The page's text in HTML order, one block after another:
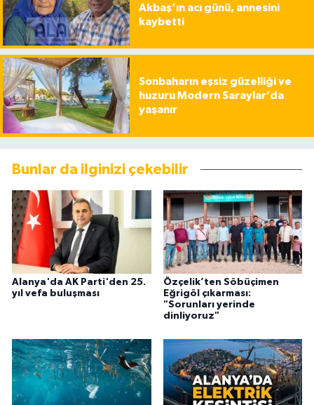
Akbaş’ın acı günü, annesini
kaybetti
Sonbaharın eşsiz güzelliği ve
huzuru Modern Saraylar’da
yaşanır
Bunlar da ilginizi çekebilir
Alanya'da AK Parti'den 25.
yıl vefa buluşması
Özçelik’ten Söbüçimen
Eğrigöl çıkarması:
"Sorunları yerinde
dinliyoruz"